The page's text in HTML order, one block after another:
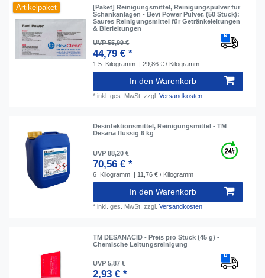
Artikelpaket
[Paket] Reinigungsmittel, Reinigungspulver für
Schankanlagen - Bevi Power Pulver, (50 Stück):
Saures Reinigungsmittel für Getränkeleitungen
& Bierleitungen
UVP 55,99 €
44,79 € *
1.5 Kilogramm | 29,86 € / Kilogramm
In den Warenkorb
*inkl. ges. MwSt. zzgl.Versandkosten
Desinfektionsmittel, Reinigungsmittel - TM
Desana flüssig 6 kg
UVP 88,20 €
70,56 € *
6 Kilogramm | 11,76 € / Kilogramm
In den Warenkorb
*inkl. ges. MwSt. zzgl.Versandkosten
TM DESANACID - Preis pro Stück (45 g) -
Chemische Leitungsreinigung
UVP 5,87 €
2,93 € *